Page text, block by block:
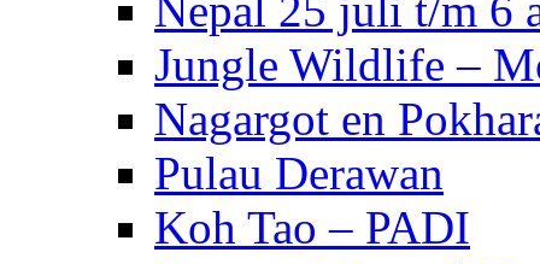
Jungle Wildlife –
Nagargot en
Pulau Derawan
Koh Tao – PADI